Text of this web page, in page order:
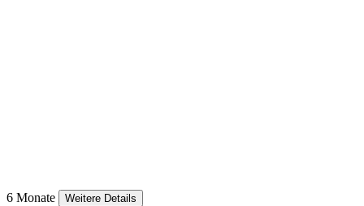
6 Monate
Weitere Details